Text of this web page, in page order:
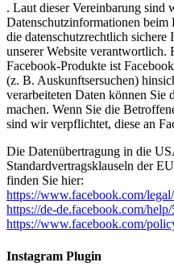
. Laut dieser Vereinbarung sind
Datenschutzinformationen beim
die datenschutzrechtlich sichere
unserer Website verantwortlich.
Facebook-Produkte ist
(z. B. Auskunftsersuchen)
verarbeiteten Daten können Sie
machen. Wenn Sie die
sind wir verpflichtet, diese an
Die Datenübertragung in die
Standardvertragsklauseln der
finden Sie hier:
https://www.facebook.com/
https://de-de.facebook.com/
https://www.facebook.com/
Instagram Plugin